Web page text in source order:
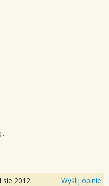
sie 2012 Wyślij opinie